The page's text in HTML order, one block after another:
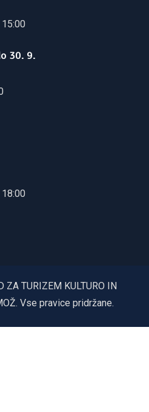
30. 9.
TURIZEM KULTURO IN
Vse pravice pridržane.